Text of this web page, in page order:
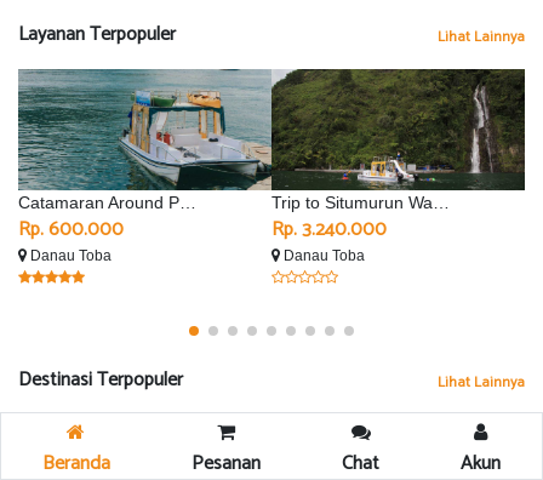
Layanan Terpopuler Lihat Lainnya
Rp. 600.000
Danau Toba
Rp. 3.240.000
Danau Toba
Destinasi Terpopuler Lihat Lainnya
Beranda Pesanan Chat Akun